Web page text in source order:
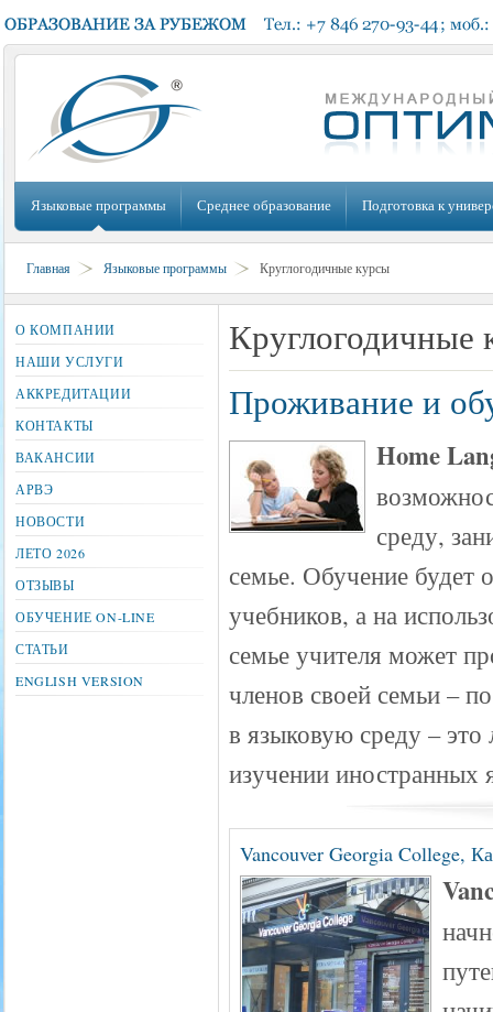
Языковые программы Среднее образование Подготовка к
Главная Языковые программы Круглогодичные курсы
Круглогодичные
Проживание и
Home
среду,
семье. Обучение будет
учебников, а на
семье учителя может
членов своей семьи –
в языковую среду – это
изучении иностранных
Vancouver Georgia College,
О КОМПАНИИ
НАШИ УСЛУГИ
АККРЕДИТАЦИИ
КОНТАКТЫ
ВАКАНСИИ
АРВЭ
НОВОСТИ
ЛЕТО 2026
ОТЗЫВЫ
ОБУЧЕНИЕ ON-LINE
СТАТЬИ
ENGLISH VERSION